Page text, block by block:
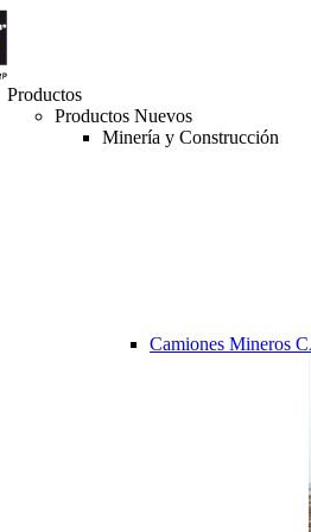
Productos
Productos Nuevos
Minería y Construcción
Camiones Mineros